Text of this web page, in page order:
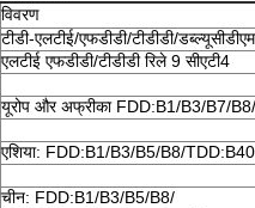
विवरण
टीडी-एलटीई/एफडीडी/टीडीडी/
एलटीई एफडीडी/टीडीडी रिले 9 सीएटी4
यूरोप और अफ्रीका FDD:B1/B3/B7/
एशिया: FDD:B1/B3/B5/B8/
चीन: FDD:B1/B3/B5/B8/